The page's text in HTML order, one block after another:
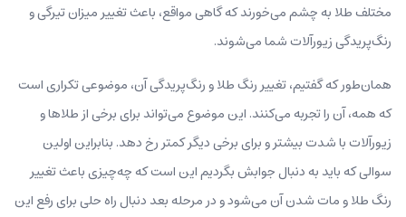
مختلف طلا به چشم می‌خورند که گاهی مواقع، باعث تغییر میزان تیرگی و
رنگ‌پریدگی زیورآلات شما می‌شوند.
همان‌طور که گفتیم، تغییر رنگ طلا و رنگ‌پریدگی آن، موضوعی تکراری است
که همه، آن را تجربه می‌کنند. این موضوع می‌تواند برای برخی از طلاها و
زیورآلات با شدت بیشتر و برای برخی دیگر کمتر رخ دهد. بنابراین اولین
سوالی که باید به دنبال جوابش بگردیم این است که چه‌چیزی باعث تغییر
رنگ طلا و مات شدن آن می‌شود و در مرحله بعد دنبال راه حلی برای رفع این